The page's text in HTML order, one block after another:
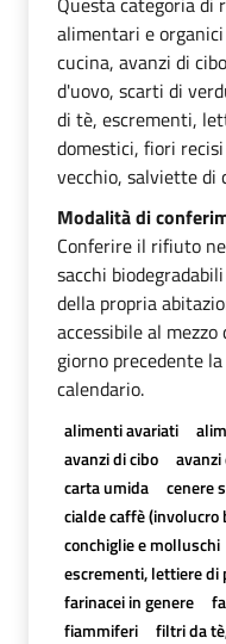
alimentari e
cucina, avanzi di
d'uovo, scarti di
di tè, escrementi,
domestici, fiori
vecchio, salviette di
Modalità di
Conferire il rifiuto
sacchi
della propria
accessibile al
giorno precedente
calendario.
alimenti avariati
avanzi di cibo
avanzi
carta umida
cenere
cialde caffè (involucro
conchiglie e molluschi
escrementi, lettiere di
farinacei in genere
fiammiferi
filtri da